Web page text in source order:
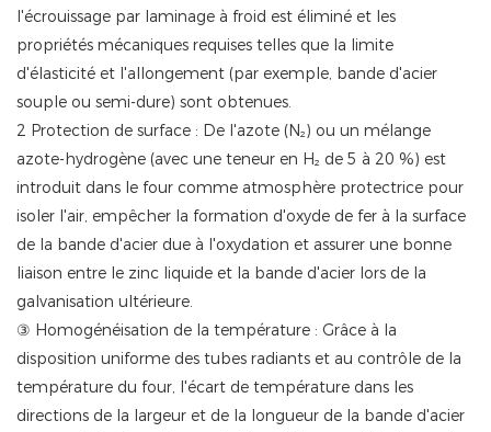
l'écrouissage par laminage à froid est éliminé et les
propriétés mécaniques requises telles que la limite
d'élasticité et l'allongement (par exemple, bande d'acier
souple ou semi-dure) sont obtenues.
2 Protection de surface : De l'azote (N₂) ou un mélange
azote-hydrogène (avec une teneur en H₂ de 5 à 20 %) est
introduit dans le four comme atmosphère protectrice pour
isoler l'air, empêcher la formation d'oxyde de fer à la surface
de la bande d'acier due à l'oxydation et assurer une bonne
liaison entre le zinc liquide et la bande d'acier lors de la
galvanisation ultérieure.
③ Homogénéisation de la température : Grâce à la
disposition uniforme des tubes radiants et au contrôle de la
température du four, l'écart de température dans les
directions de la largeur et de la longueur de la bande d'acier